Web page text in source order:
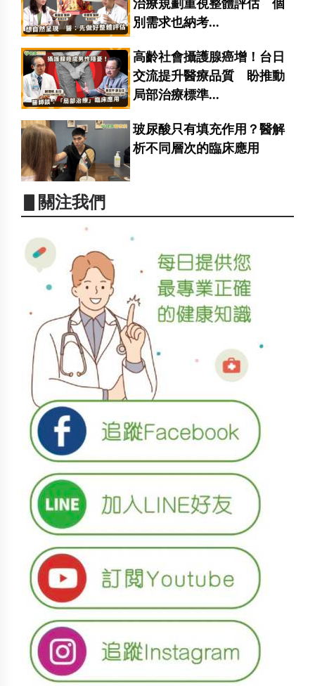
治療規劃重視整體評估 個
別需求也納考...
高齡社會攝護腺癌增！台日
交流提升醫療品質 盼推動
局部治療標準...
玻尿酸只有填充作用？醫解
析不同層次的臨床應用
▋關注我們